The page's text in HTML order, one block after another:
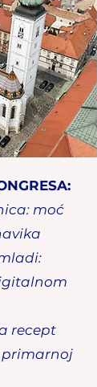
moć
recept
primarnoj